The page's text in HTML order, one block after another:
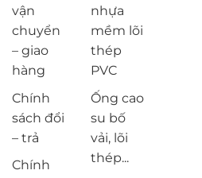
vận
chuyển
– giao
hàng
Chính
sách đổi
– trả
Chính
nhựa
mềm lõi
thép
PVC
Ống cao
su bố
vải, lõi
thép...